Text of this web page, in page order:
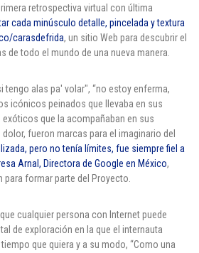
retrospectiva virtual con última
cada minúsculo detalle, pincelada y textura
carasdefrida, un sitio Web para descubrir el
de todo el mundo de una nueva manera.
tengo alas pa' volar", “no estoy enferma,
icónicos peinados que llevaba en sus
que la acompañaban en sus
fueron marcas para el imaginario del
pero no tenía límites, fue siempre fiel a
Arnal, Directora de Google en México,
para formar parte del Proyecto.
cualquier persona con Internet puede
de exploración en la que el internauta
que quiera y a su modo, “Como una
86-17
de Corrupción y Sobornos